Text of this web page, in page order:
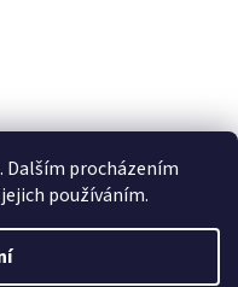
Dalším procházením
používáním.